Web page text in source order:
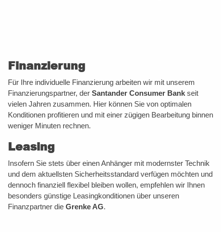
Finanzierung
Für Ihre individuelle Finanzierung arbeiten wir mit unserem
Finanzierungspartner, der Santander Consumer Bank seit
vielen Jahren zusammen. Hier können Sie von optimalen
Konditionen profitieren und mit einer zügigen Bearbeitung binnen
weniger Minuten rechnen.
Leasing
Insofern Sie stets über einen Anhänger mit modernster Technik
und dem aktuellsten Sicherheitsstandard verfügen möchten und
dennoch finanziell flexibel bleiben wollen, empfehlen wir Ihnen
besonders günstige Leasingkonditionen über unseren
Finanzpartner die Grenke AG.